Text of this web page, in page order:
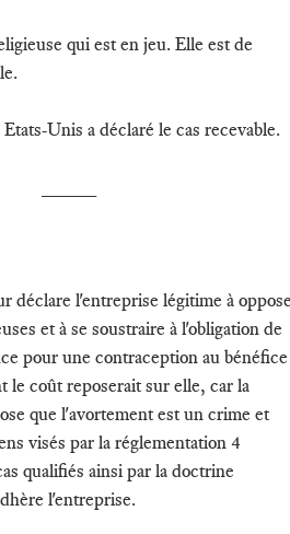
qui est en jeu. Elle est de
Unis a déclaré le cas recevable.
déclare l'entreprise légitime à
et à se soustraire à l'obligation de
pour une contraception au bénéfice
le coût reposerait sur elle, car la
que l'avortement est un crime et
visés par la réglementation 4
qualifiés ainsi par la doctrine
l'entreprise.